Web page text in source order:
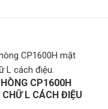
CP1600H
L CÁCH ĐIỆU